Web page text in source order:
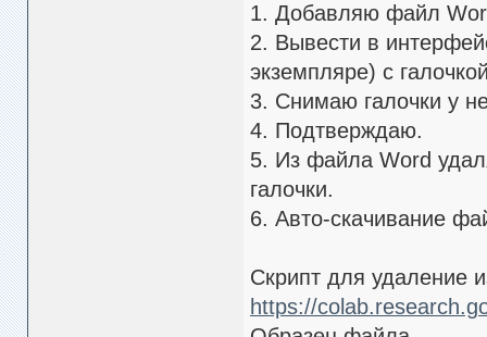
1. Добавляю файл
2. Вывести в
экземпляре) с
3. Снимаю галочки у
4. Подтверждаю.
5. Из файла Word
галочки.
6. Авто-скачивание
Скрипт для удаление
https://